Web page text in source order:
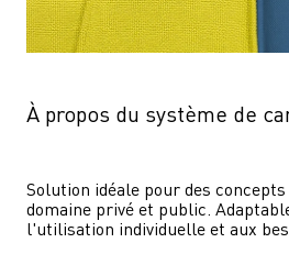
À propos du système de
Solution idéale pour des
domaine privé et public.
l'utilisation individuelle et aux